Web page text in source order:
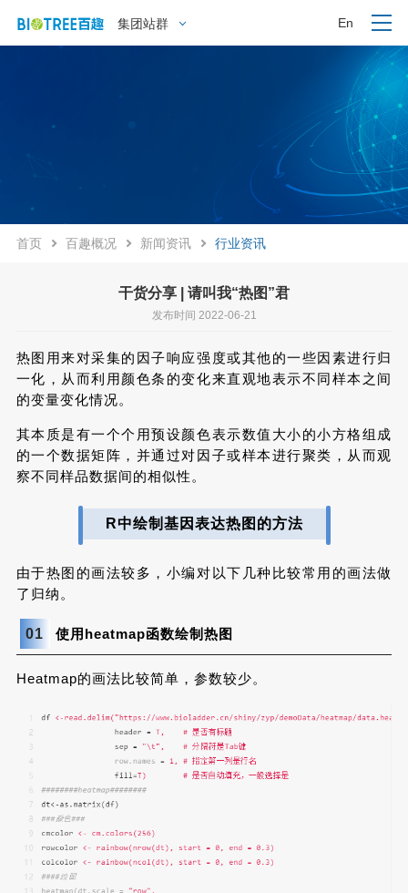
集团站群 En
首页 百趣概况 新闻资讯 行业资讯
干货分享 | 请叫我“热图”君
发布时间 2022-06-21
热图用来对采集的因子响应强度或其他的一些因素进行归
一化，从而利用颜色条的变化来直观地表示不同样本之间
的变量变化情况。
其本质是有一个个用预设颜色表示数值大小的小方格组成
的一个数据矩阵，并通过对因子或样本进行聚类，从而观
察不同样品数据间的相似性。
R中绘制基因表达热图的方法
由于热图的画法较多，小编对以下几种比较常用的画法做
了归纳。
01 使用heatmap函数绘制热图
Heatmap的画法比较简单，参数较少。